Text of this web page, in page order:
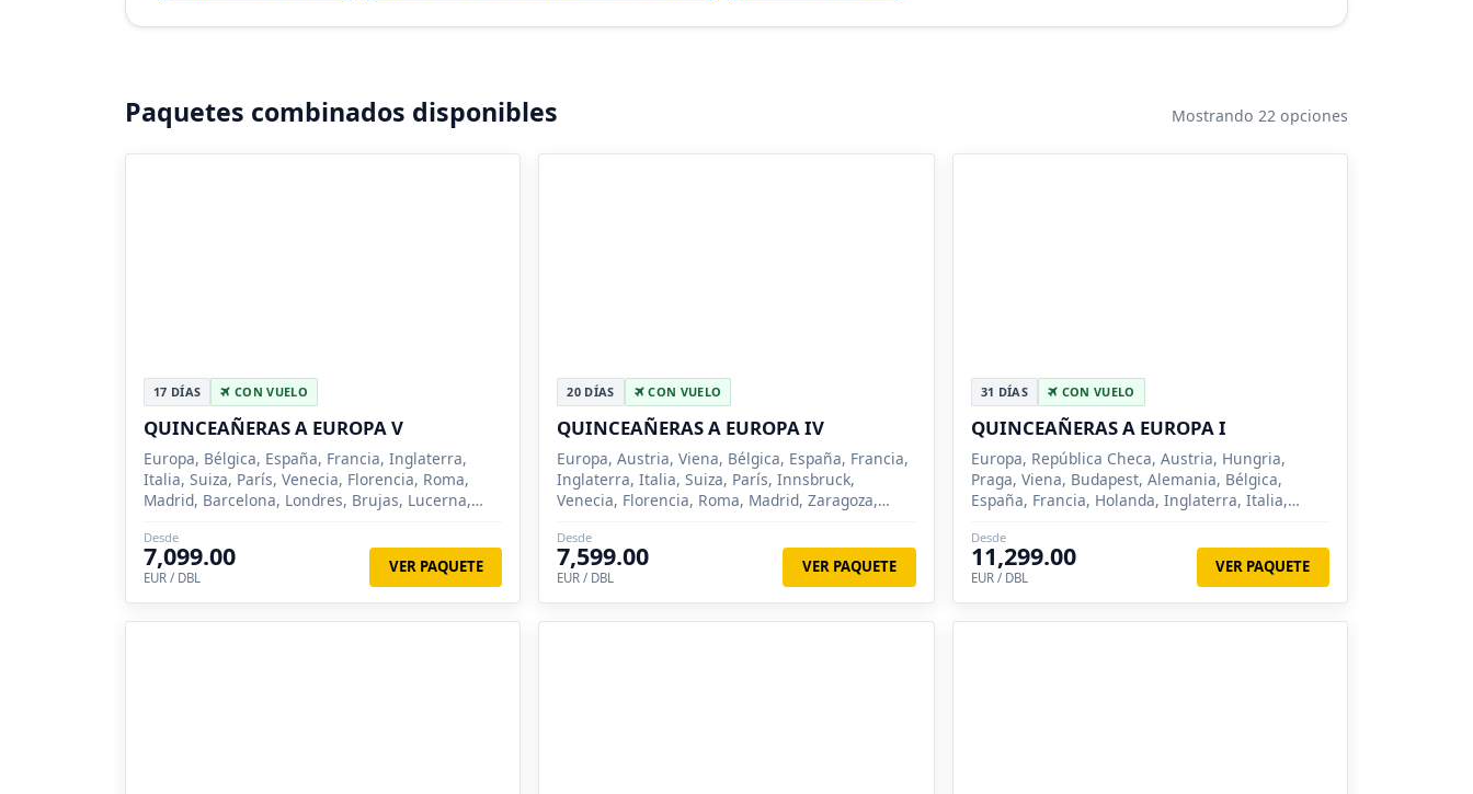
Paquetes combinados disponibles Mostrando 22 opciones
17 DÍAS CON VUELO
QUINCEAÑERAS A EUROPA V
Europa, Bélgica, España, Francia, Inglaterra,
Italia, Suiza, París, Venecia, Florencia, Roma,
Madrid, Barcelona, Londres, Brujas, Lucerna,
Desde
7,099.00
EUR / DBL
VER PAQUETE
20 DÍAS CON VUELO
QUINCEAÑERAS A EUROPA IV
Europa, Austria, Viena, Bélgica, España, Francia,
Inglaterra, Italia, Suiza, París, Innsbruck,
Venecia, Florencia, Roma, Madrid, Zaragoza,
Desde
7,599.00
EUR / DBL
VER PAQUETE
31 DÍAS CON VUELO
QUINCEAÑERAS A EUROPA I
Europa, República Checa, Austria, Hungria,
Praga, Viena, Budapest, Alemania, Bélgica,
España, Francia, Holanda, Inglaterra, Italia,
Roma, Milan, Madrid, Zarago...
Desde
11,299.00
EUR / DBL
VER PAQUETE